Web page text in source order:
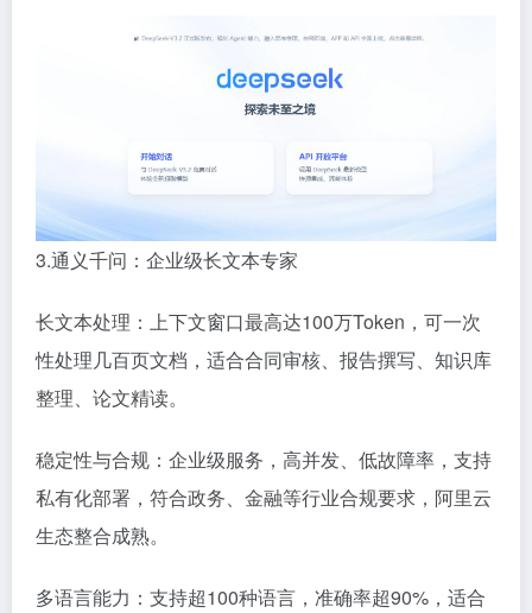
3.通义千问：企业级长文本专家
长文本处理：上下文窗口最高达100万Token，可一次
性处理几百页文档，适合合同审核、报告撰写、知识库
整理、论文精读。
稳定性与合规：企业级服务，高并发、低故障率，支持
私有化部署，符合政务、金融等行业合规要求，阿里云
生态整合成熟。
多语言能力：支持超100种语言，准确率超90%，适合